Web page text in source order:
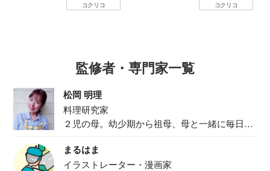
コクリコ コクリコ
監修者・専門家一覧
松岡 明理
料理研究家
２児の母。幼少期から祖母、母と一緒に毎日の
まるはま
イラストレーター・漫画家